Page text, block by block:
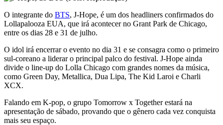
O integrante do BTS, J-Hope, é um dos headliners confirmados do
Lollapalooza EUA, que irá acontecer no Grant Park de Chicago,
entre os dias 28 e 31 de julho.
O idol irá encerrar o evento no dia 31 e se consagra como o primeiro
sul-coreano a liderar o principal palco do festival. J-Hope ainda
divide o line-up do Lolla Chicago com grandes nomes da música,
como Green Day, Metallica, Dua Lipa, The Kid Laroi e Charli
XCX.
Falando em K-pop, o grupo Tomorrow x Together estará na
apresentação de sábado, provando que o gênero cada vez conquista
mais seu espaço.